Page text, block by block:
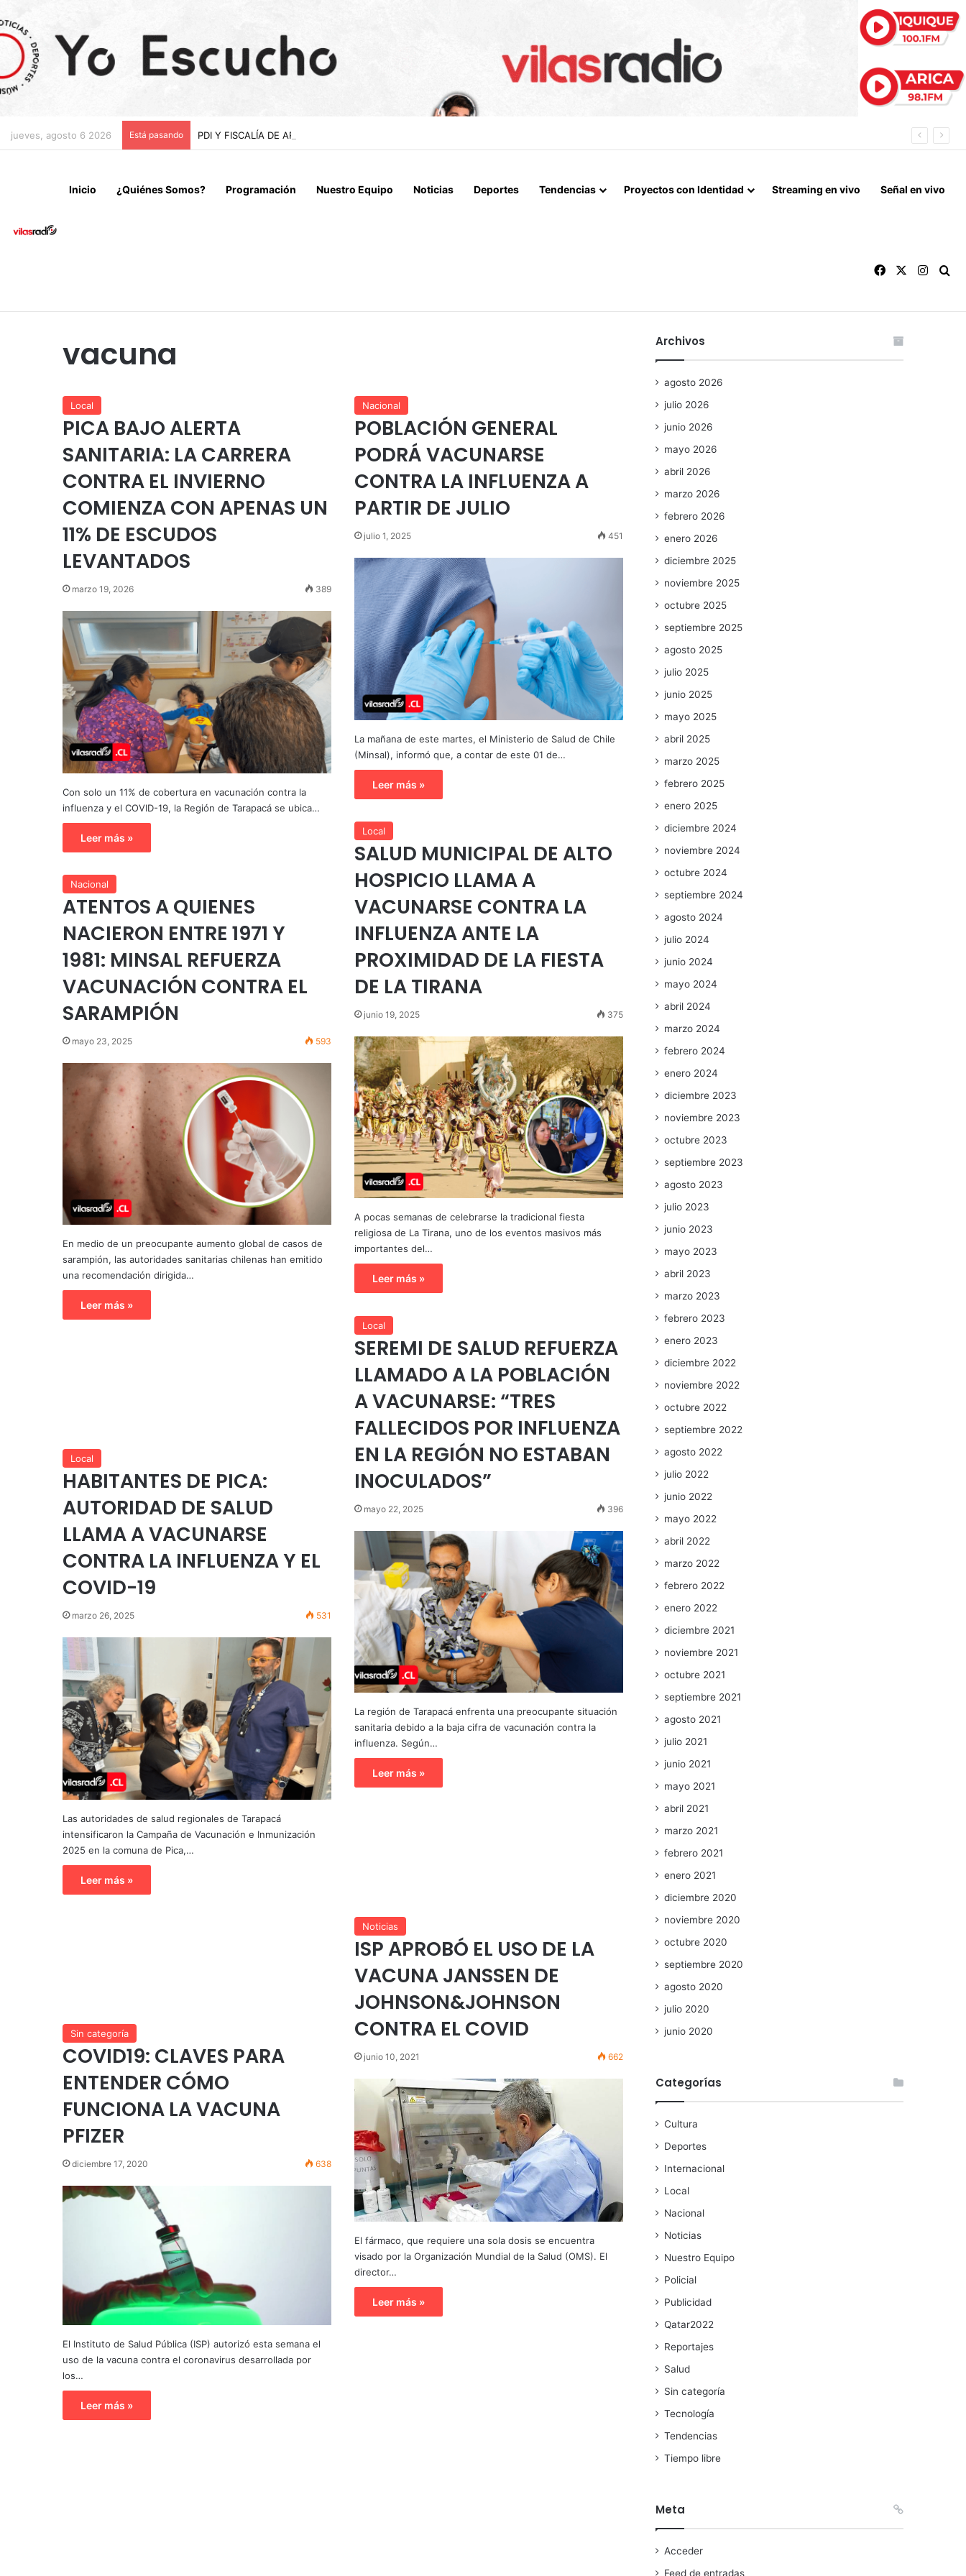
jueves, agosto 6 2026 Está pasando PDI Y FISCALÍA DE ARICA LOGRAN INCAUTAR 28 KILOS DE MARIHUANA OCULTOS EN UN CAMIÓN DE ALTO TONELAJE EN CHUNGARÁ
Inicio ¿Quiénes Somos? Programación Nuestro Equipo Noticias Deportes Tendencias Proyectos con Identidad Streaming en vivo Señal en vivo
Facebook
vacuna
Local
PICA BAJO ALERTA
SANITARIA: LA CARRERA
CONTRA EL INVIERNO
COMIENZA CON APENAS UN
11% DE ESCUDOS
LEVANTADOS
marzo 19, 2026 389
Con solo un 11% de cobertura en vacunación contra la
influenza y el COVID-19, la Región de Tarapacá se ubica…
Leer más »
Nacional
POBLACIÓN GENERAL
PODRÁ VACUNARSE
CONTRA LA INFLUENZA A
PARTIR DE JULIO
julio 1, 2025 451
La mañana de este martes, el Ministerio de Salud de Chile
(Minsal), informó que, a contar de este 01 de…
Leer más »
Local
SALUD MUNICIPAL DE ALTO
HOSPICIO LLAMA A
VACUNARSE CONTRA LA
INFLUENZA ANTE LA
PROXIMIDAD DE LA FIESTA
DE LA TIRANA
junio 19, 2025 375
A pocas semanas de celebrarse la tradicional fiesta
religiosa de La Tirana, uno de los eventos masivos más
importantes del…
Leer más »
Nacional
ATENTOS A QUIENES
NACIERON ENTRE 1971 Y
1981: MINSAL REFUERZA
VACUNACIÓN CONTRA EL
SARAMPIÓN
mayo 23, 2025 593
En medio de un preocupante aumento global de casos de
sarampión, las autoridades sanitarias chilenas han emitido
una recomendación dirigida…
Leer más »
Local
SEREMI DE SALUD REFUERZA
LLAMADO A LA POBLACIÓN
A VACUNARSE: “TRES
FALLECIDOS POR INFLUENZA
EN LA REGIÓN NO ESTABAN
INOCULADOS”
mayo 22, 2025 396
La región de Tarapacá enfrenta una preocupante situación
sanitaria debido a la baja cifra de vacunación contra la
influenza. Según…
Leer más »
Local
HABITANTES DE PICA:
AUTORIDAD DE SALUD
LLAMA A VACUNARSE
CONTRA LA INFLUENZA Y EL
COVID-19
marzo 26, 2025 531
Las autoridades de salud regionales de Tarapacá
intensificaron la Campaña de Vacunación e Inmunización
2025 en la comuna de Pica,…
Leer más »
Noticias
ISP APROBÓ EL USO DE LA
VACUNA JANSSEN DE
JOHNSON&JOHNSON
CONTRA EL COVID
junio 10, 2021 662
El fármaco, que requiere una sola dosis se encuentra
visado por la Organización Mundial de la Salud (OMS). El
director…
Leer más »
Sin categoría
COVID19: CLAVES PARA
ENTENDER CÓMO
FUNCIONA LA VACUNA
PFIZER
diciembre 17, 2020 638
El Instituto de Salud Pública (ISP) autorizó esta semana el
uso de la vacuna contra el coronavirus desarrollada por
los…
Leer más »
Archivos
agosto 2026
julio 2026
junio 2026
mayo 2026
abril 2026
marzo 2026
febrero 2026
enero 2026
diciembre 2025
noviembre 2025
octubre 2025
septiembre 2025
agosto 2025
julio 2025
junio 2025
mayo 2025
abril 2025
marzo 2025
febrero 2025
enero 2025
diciembre 2024
noviembre 2024
octubre 2024
septiembre 2024
agosto 2024
julio 2024
junio 2024
mayo 2024
abril 2024
marzo 2024
febrero 2024
enero 2024
diciembre 2023
noviembre 2023
octubre 2023
septiembre 2023
agosto 2023
julio 2023
junio 2023
mayo 2023
abril 2023
marzo 2023
febrero 2023
enero 2023
diciembre 2022
noviembre 2022
octubre 2022
septiembre 2022
agosto 2022
julio 2022
junio 2022
mayo 2022
abril 2022
marzo 2022
febrero 2022
enero 2022
diciembre 2021
noviembre 2021
octubre 2021
septiembre 2021
agosto 2021
julio 2021
junio 2021
mayo 2021
abril 2021
marzo 2021
febrero 2021
enero 2021
diciembre 2020
noviembre 2020
octubre 2020
septiembre 2020
agosto 2020
julio 2020
junio 2020
Categorías
Cultura
Deportes
Internacional
Local
Nacional
Noticias
Nuestro Equipo
Policial
Publicidad
Qatar2022
Reportajes
Salud
Sin categoría
Tecnología
Tendencias
Tiempo libre
Meta
Acceder
Feed de entradas